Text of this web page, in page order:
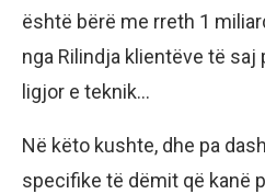
është bërë me rreth 1
nga Rilindja klientëve të saj
ligjor e teknik…
Në këto kushte, dhe pa
specifike të dëmit që kanë